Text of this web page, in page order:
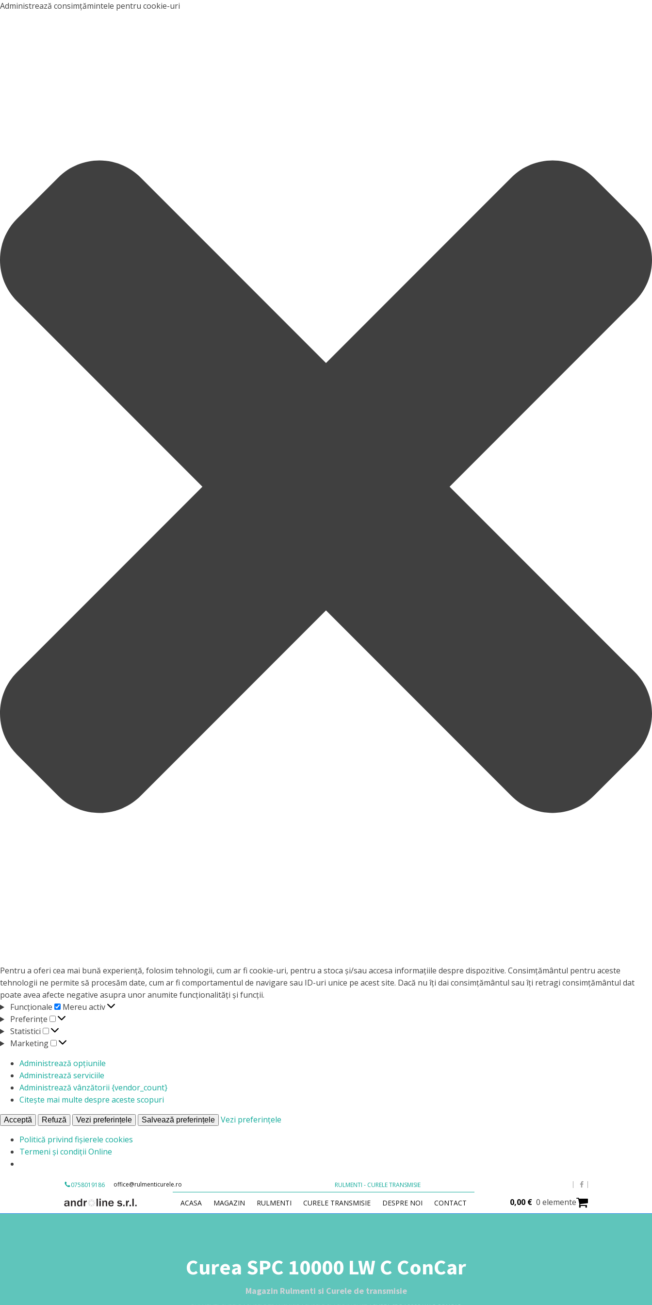
Administrează consimțămintele pentru cookie-uri
Pentru a oferi cea mai bună experiență, folosim tehnologii, cum ar fi cookie-uri, pentru a stoca și/sau accesa informațiile despre dispozitive. Consimțământul pentru aceste
tehnologii ne permite să procesăm date, cum ar fi comportamentul de navigare sau ID-uri unice pe acest site. Dacă nu îți dai consimțământul sau îți retragi consimțământul dat
poate avea afecte negative asupra unor anumite funcționalități și funcții.
Funcționale
Funcționale
Mereu activ
Preferințe
Preferințe
Statistici
Statistici
Marketing
Marketing
Administrează opțiunile
Administrează serviciile
Administrează vânzătorii {vendor_count}
Citește mai multe despre aceste scopuri
Acceptă Refuză Vezi preferințele Salvează preferințele
Vezi preferințele
Politică privind fișierele cookies
Termeni și condiții Online
0758019186 office@rulmenticurele.ro RULMENTI - CURELE TRANSMISIE
ACASA MAGAZIN RULMENTI CURELE TRANSMISIE DESPRE NOI CONTACT 0,00 € 0 elemente
Curea SPC 10000 LW C ConCar
Magazin Rulmenti si Curele de transmisie